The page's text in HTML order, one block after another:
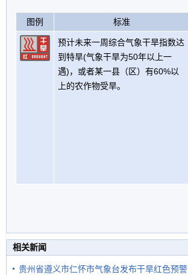
图例 标准
预计未来一周综合气象干旱指数达
到特旱(气象干旱为50年以上一
遇)，或者某一县（区）有60%以
上的农作物受旱。
相关新闻
贵州省遵义市仁怀市气象台发布干旱红色预警